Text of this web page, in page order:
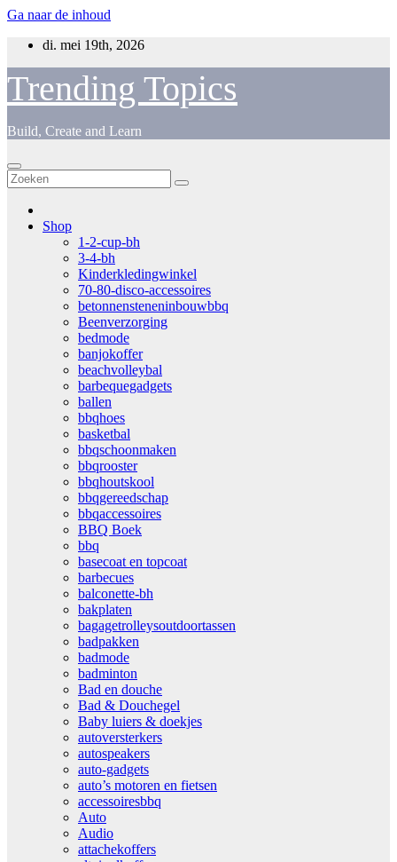
Ga naar de inhoud
di. mei 19th, 2026
Trending Topics
Build, Create and Learn
Shop
1-2-cup-bh
3-4-bh
Kinderkledingwinkel
70-80-disco-accessoires
betonnensteneninbouwbbq
Beenverzorging
bedmode
banjokoffer
beachvolleybal
barbequegadgets
ballen
bbqhoes
basketbal
bbqschoonmaken
bbqrooster
bbqhoutskool
bbqgereedschap
bbqaccessoires
BBQ Boek
bbq
basecoat en topcoat
barbecues
balconette-bh
bakplaten
bagagetrolleysoutdoortassen
badpakken
badmode
badminton
Bad en douche
Bad & Douchegel
Baby luiers & doekjes
autoversterkers
autospeakers
auto-gadgets
auto’s motoren en fietsen
accessoiresbbq
Auto
Audio
attachekoffers